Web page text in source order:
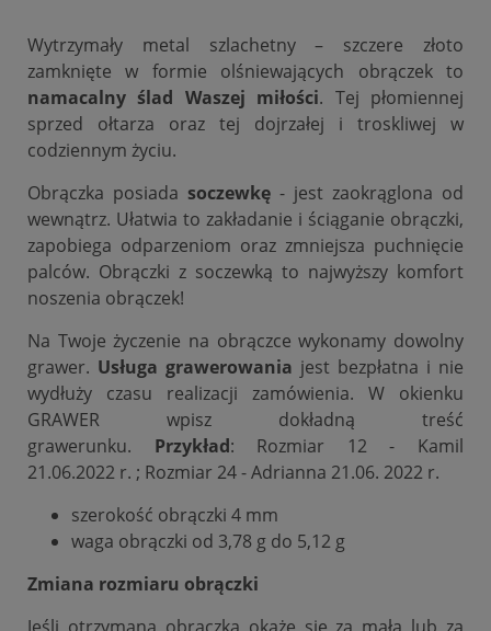
Wytrzymały metal szlachetny – szczere złoto
zamknięte w formie olśniewających obrączek to
namacalny ślad Waszej miłości. Tej płomiennej
sprzed ołtarza oraz tej dojrzałej i troskliwej w
codziennym życiu.
Obrączka posiada soczewkę - jest zaokrąglona od
wewnątrz. Ułatwia to zakładanie i ściąganie obrączki,
zapobiega odparzeniom oraz zmniejsza puchnięcie
palców. Obrączki z soczewką to najwyższy komfort
noszenia obrączek!
Na Twoje życzenie na obrączce wykonamy dowolny
grawer. Usługa grawerowania jest bezpłatna i nie
wydłuży czasu realizacji zamówienia. W okienku
GRAWER wpisz dokładną treść
grawerunku.
Przykład: Rozmiar 12 - Kamil
21.06.2022 r. ; Rozmiar 24 - Adrianna 21.06. 2022 r.
szerokość obrączki 4 mm
waga obrączki od 3,78 g do 5,12 g
Zmiana rozmiaru obrączki